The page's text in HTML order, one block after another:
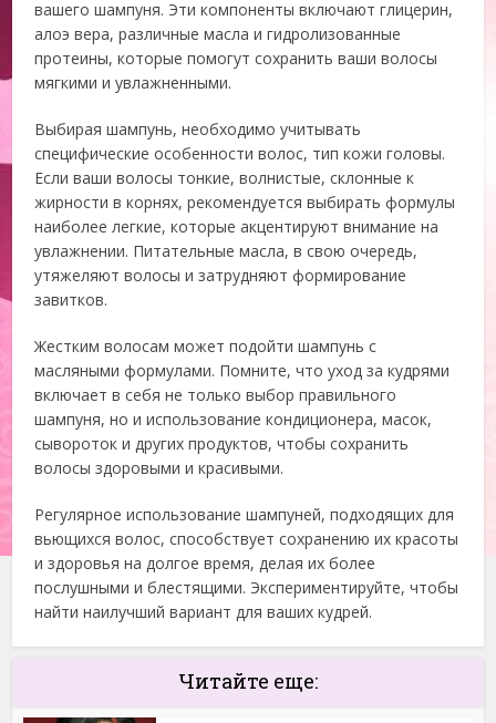
вашего шампуня. Эти компоненты включают глицерин,
алоэ вера, различные масла и гидролизованные
протеины, которые помогут сохранить ваши волосы
мягкими и увлажненными.
Выбирая шампунь, необходимо учитывать
специфические особенности волос, тип кожи головы.
Если ваши волосы тонкие, волнистые, склонные к
жирности в корнях, рекомендуется выбирать формулы
наиболее легкие, которые акцентируют внимание на
увлажнении. Питательные масла, в свою очередь,
утяжеляют волосы и затрудняют формирование
завитков.
Жестким волосам может подойти шампунь с
масляными формулами. Помните, что уход за кудрями
включает в себя не только выбор правильного
шампуня, но и использование кондиционера, масок,
сывороток и других продуктов, чтобы сохранить
волосы здоровыми и красивыми.
Регулярное использование шампуней, подходящих для
вьющихся волос, способствует сохранению их красоты
и здоровья на долгое время, делая их более
послушными и блестящими. Экспериментируйте, чтобы
найти наилучший вариант для ваших кудрей.
Читайте еще: